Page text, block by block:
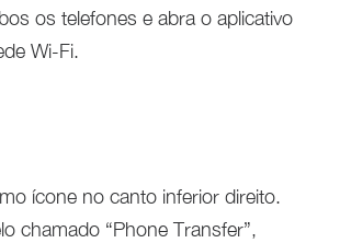
os telefones e abra o aplicativo
Wi-Fi.
ícone no canto inferior direito.
chamado “Phone Transfer”,